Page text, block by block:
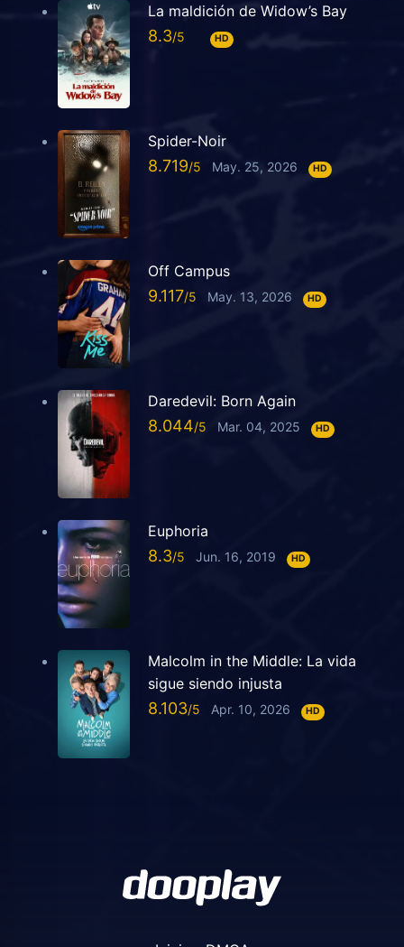
La maldición de Widow’s Bay
8.3 HD
Spider-Noir
8.719 May. 25, 2026 HD
Off Campus
9.117 May. 13, 2026 HD
Daredevil: Born Again
8.044 Mar. 04, 2025 HD
Euphoria
8.3 Jun. 16, 2019 HD
Malcolm in the Middle: La vida
sigue siendo injusta
8.103 Apr. 10, 2026 HD